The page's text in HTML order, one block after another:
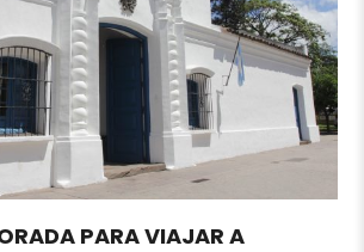
PARA VIAJAR A